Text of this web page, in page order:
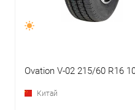
Ovation V-02 215/60 R16
Китай